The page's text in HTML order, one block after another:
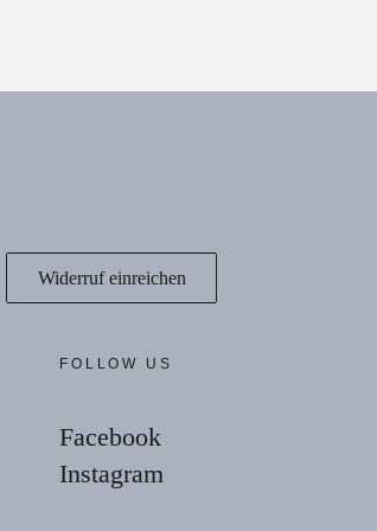
Widerruf einreichen
FOLLOW US
Facebook
Instagram